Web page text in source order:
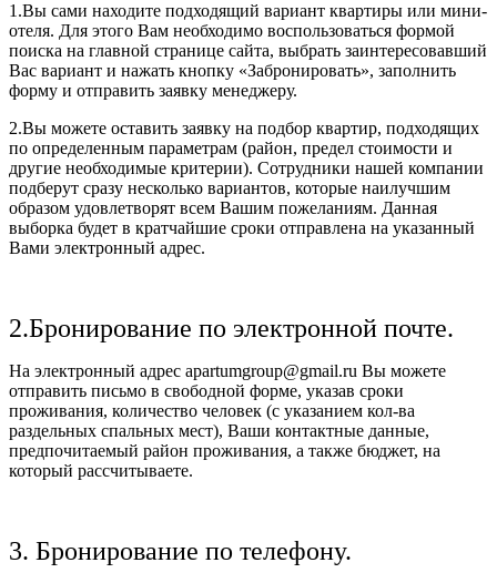
1.Вы сами находите подходящий вариант квартиры или мини-
отеля. Для этого Вам необходимо воспользоваться формой
поиска на главной странице сайта, выбрать заинтересовавший
Вас вариант и нажать кнопку «Забронировать», заполнить
форму и отправить заявку менеджеру.
2.Вы можете оставить заявку на подбор квартир, подходящих
по определенным параметрам (район, предел стоимости и
другие необходимые критерии). Сотрудники нашей компании
подберут сразу несколько вариантов, которые наилучшим
образом удовлетворят всем Вашим пожеланиям. Данная
выборка будет в кратчайшие сроки отправлена на указанный
Вами электронный адрес.
2.Бронирование по электронной почте.
На электронный адрес apartumgroup@gmail.ru Вы можете
отправить письмо в свободной форме, указав сроки
проживания, количество человек (с указанием кол-ва
раздельных спальных мест), Ваши контактные данные,
предпочитаемый район проживания, а также бюджет, на
который рассчитываете.
3. Бронирование по телефону.